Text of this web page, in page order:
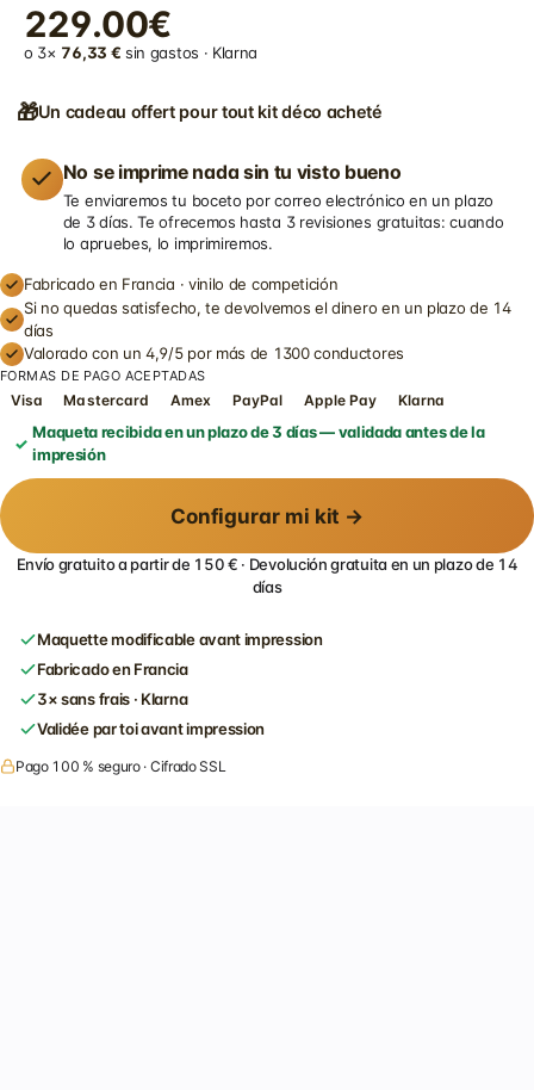
229.00€
o 3× 76,33 € sin gastos · Klarna
🎁Un cadeau offert pour tout kit déco acheté
No se imprime nada sin tu visto bueno
Te enviaremos tu boceto por correo electrónico en un plazo
de 3 días. Te ofrecemos hasta 3 revisiones gratuitas: cuando
lo apruebes, lo imprimiremos.
Fabricado en Francia · vinilo de competición
Si no quedas satisfecho, te devolvemos el dinero en un plazo de 14
días
Valorado con un 4,9/5 por más de 1300 conductores
FORMAS DE PAGO ACEPTADAS
Visa Mastercard Amex PayPal Apple Pay Klarna
Maqueta recibida en un plazo de 3 días — validada antes de la
impresión
Configurar mi kit →
Envío gratuito a partir de 150 € · Devolución gratuita en un plazo de 14
días
Maquette modificable avant impression
Fabricado en Francia
3× sans frais · Klarna
Validée par toi avant impression
Pago 100 % seguro · Cifrado SSL